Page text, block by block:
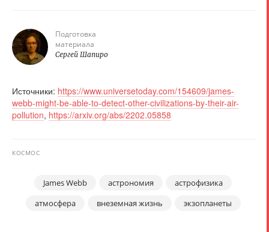
Подготовка
материала
Сергей Шапиро
Источники: https://www.universetoday.com/154609/james-
webb-might-be-able-to-detect-other-civilizations-by-their-air-
pollution, https://arxiv.org/abs/2202.05858
КОСМОС
James Webb астрономия
астрофизика
атмосфера
внеземная жизнь экзопланеты